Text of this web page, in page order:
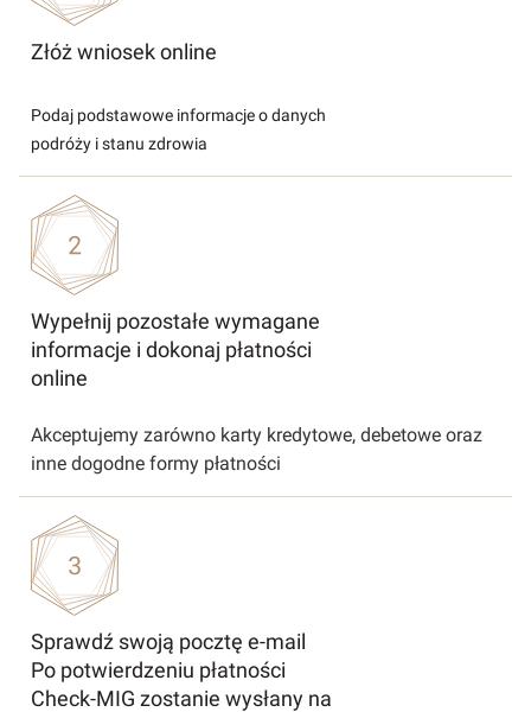
Złóż wniosek online
Podaj podstawowe informacje o danych
podróży i stanu zdrowia
Wypełnij pozostałe wymagane
informacje i dokonaj płatności
online
Akceptujemy zarówno karty kredytowe, debetowe oraz
inne dogodne formy płatności
Sprawdź swoją pocztę e-mail
Po potwierdzeniu płatności
Check-MIG zostanie wysłany na